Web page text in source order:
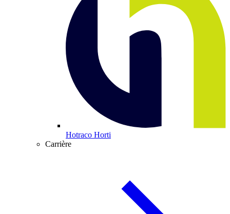
Hotraco Horti
Carrière